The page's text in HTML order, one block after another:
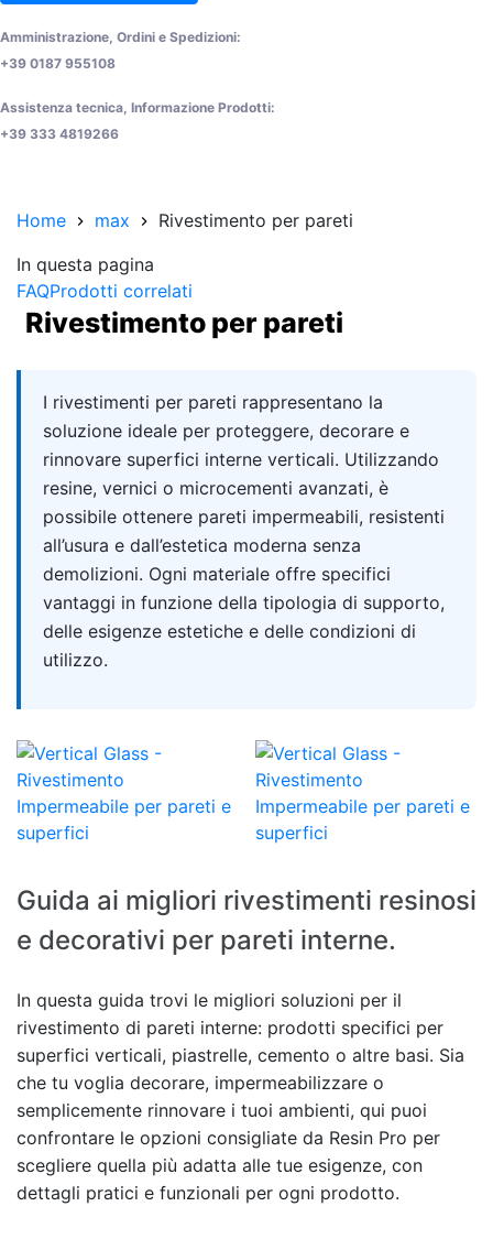
Amministrazione, Ordini e Spedizioni:
+39 0187 955108
Assistenza tecnica, Informazione Prodotti:
+39 333 4819266
Home max
Rivestimento per pareti
In questa pagina
FAQProdotti correlati
Rivestimento per pareti
Quick answer
I rivestimenti per pareti rappresentano la
soluzione ideale per proteggere, decorare e
rinnovare superfici interne verticali. Utilizzando
resine, vernici o microcementi avanzati, è
possibile ottenere pareti impermeabili, resistenti
all’usura e dall’estetica moderna senza
demolizioni. Ogni materiale offre specifici
vantaggi in funzione della tipologia di supporto,
delle esigenze estetiche e delle condizioni di
utilizzo.
Guida ai migliori rivestimenti resinosi
e decorativi per pareti interne.
In questa guida trovi le migliori soluzioni per il
rivestimento di pareti interne: prodotti specifici per
superfici verticali, piastrelle, cemento o altre basi. Sia
che tu voglia decorare, impermeabilizzare o
semplicemente rinnovare i tuoi ambienti, qui puoi
confrontare le opzioni consigliate da Resin Pro per
scegliere quella più adatta alle tue esigenze, con
dettagli pratici e funzionali per ogni prodotto.